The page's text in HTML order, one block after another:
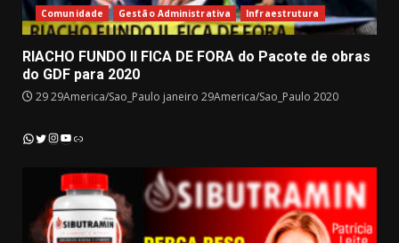
Comunidade Gestão Administrativa Infraestrutura
RIACHO FUNDO II FICA DE FORA do Pacote de obras
do GDF para 2020
29 29America/Sao_Paulo janeiro 29America/Sao_Paulo 2020
WhatsApp
Twitter
Instagram
YouTube
Link